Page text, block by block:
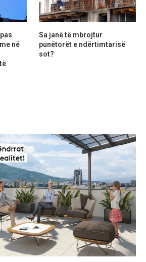
në
Sa janë të mbrojtur
punëtorët e ndërtimtarisë
sot?